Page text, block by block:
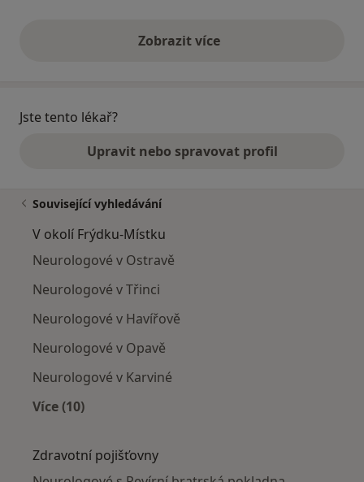
Zobrazit vícevýše uvedené názory
Jste tento lékař?
Upravit nebo spravovat profil
Související vyhledávání
V okolí Frýdku-Místku
Neurologové v Ostravě
Neurologové v Třinci
Neurologové v Havířově
Neurologové v Opavě
Neurologové v Karviné
Více (10)
Zdravotní pojišťovny